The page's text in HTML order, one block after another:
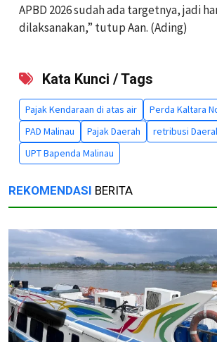
APBD 2026 sudah ada targetnya, jadi
dilaksanakan,” tutup Aan. (Ading)
Kata Kunci / Tags
Pajak Kendaraan di atas air
Perda Kaltara
PAD Malinau
Pajak Daerah
retribusi
UPT Bapenda Malinau
REKOMENDASI BERITA